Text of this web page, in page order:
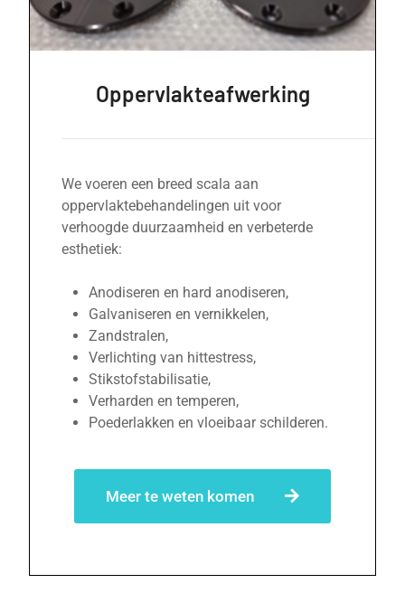
Oppervlakteafwerking
We voeren een breed scala aan
oppervlaktebehandelingen uit voor
verhoogde duurzaamheid en verbeterde
esthetiek:
Anodiseren en hard anodiseren,
Galvaniseren en vernikkelen,
Zandstralen,
Verlichting van hittestress,
Stikstofstabilisatie,
Verharden en temperen,
Poederlakken en vloeibaar schilderen.
Meer te weten komen